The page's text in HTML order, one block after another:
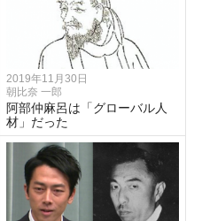
2019年11月30日
朝比奈 一郎
阿部仲麻呂は「グローバル人
材」だった